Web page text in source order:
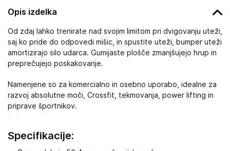
Opis izdelka
Od zdaj lahko trenirate nad svojim limitom pri dvigovanju uteži,
saj ko pride do odpovedi mišic, in spustite uteži, bumper uteži
amortizirajo silo udarca. Gumijaste plošče zmanjšujejo hrup in
preprečujejo poskakovanje.
Namenjene so za komercialno in osebno uporabo, idealne za
razvoj absolutne moči, Crossfit, tekmovanja, power lifting in
priprave športnikov.
Specifikacije: